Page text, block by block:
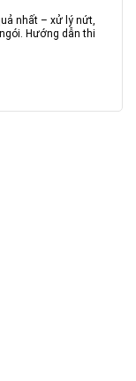
nhất – xử lý nứt,
Hướng dẫn thi